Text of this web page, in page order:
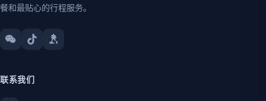
餐和最贴心的行程服务。
联系我们